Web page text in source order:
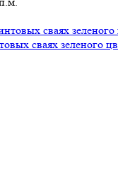
сваях зеленого